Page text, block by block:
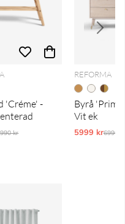
'Créme' -
pris:
kr
REFORMA
Byrå
Vit ek
5999 kr6990 kr